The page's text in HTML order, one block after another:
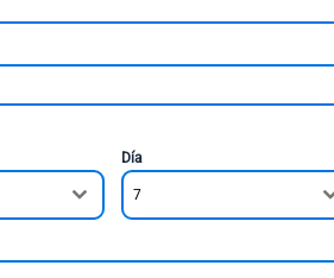
Día
7